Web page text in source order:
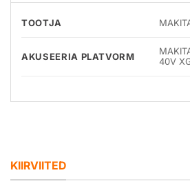
TOOTJA
AKUSEERIA PLATVORM
40V
KIIRVIITED